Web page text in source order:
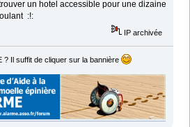
un hotel accessible pour une dizaine
:!:
IP archivée
? Il suffit de cliquer sur la bannière